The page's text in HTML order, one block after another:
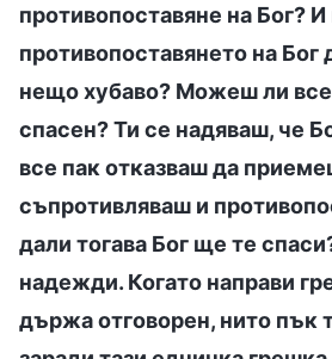
противопоставяне на Бог?
противопоставянето на Бог
нещо хубаво? Можеш ли
спасен? Ти се надяваш, че
все пак отказваш да
съпротивляваш и
дали тогава Бог ще те
надежди. Когато направи
държа отговорен, нито пък